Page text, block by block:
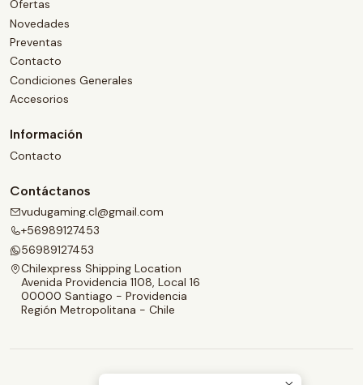
Ofertas
Novedades
Preventas
Contacto
Condiciones Generales
Accesorios
Información
Contacto
Contáctanos
vudugaming.cl@gmail.com
+56989127453
56989127453
Chilexpress Shipping Location
Avenida Providencia 1108, Local 16
00000 Santiago - Providencia
Región Metropolitana - Chile